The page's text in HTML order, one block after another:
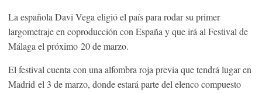
La española Davi Vega eligió el país para rodar su primer
largometraje en coproducción con España y que irá al Festival de
Málaga el próximo 20 de marzo.
El festival cuenta con una alfombra roja previa que tendrá lugar en
Madrid el 3 de marzo, donde estará parte del elenco compuesto